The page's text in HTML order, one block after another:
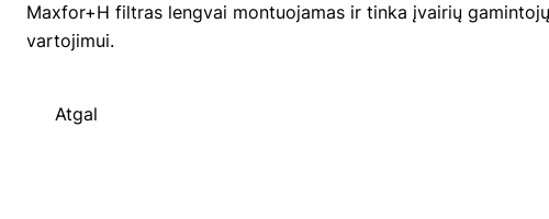
Maxfor+H filtras lengvai montuojamas ir tinka įvairių
vartojimui.
Atgal